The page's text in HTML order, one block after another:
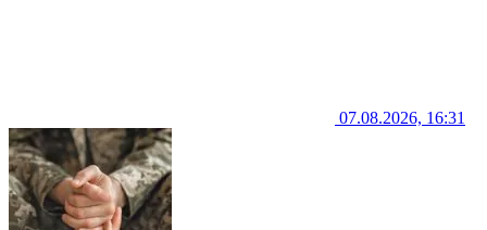
07.08.2026, 16:31